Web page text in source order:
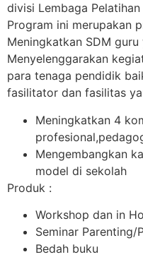
divisi Lembaga
Program ini merupakan
Meningkatkan SDM
Menyelenggarakan
para tenaga pendidik
fasilitator dan fasilitas
Meningkatkan 4
Mengembangkan
model di sekolah
Produk :
Workshop dan in
Seminar Parenting/
Bedah buku